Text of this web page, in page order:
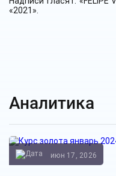
Аналитика
июн 17, 2026
«2021».